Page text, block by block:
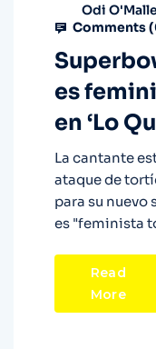
Odi
Comments (
es
en ‘Lo
La cantante
ataque de
para su nuevo
es "feminista
Read
More